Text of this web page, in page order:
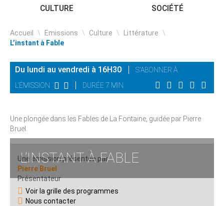
CULTURE SOCIÉTÉ
Accueil \ Emissions \ Culture \ Littérature \
L’instant à Fable
Du lundi au vendredi à 16H30
S'ABONNER À
L'ÉMISSION
DURÉE 7 MIN
L’INSTANT À FABLE
Une plongée dans les Fables de La Fontaine, guidée par Pierre
Bruel.
Une émission présentée par
Pierre Bruel
Présentateur
Voir la grille des programmes
Nous contacter